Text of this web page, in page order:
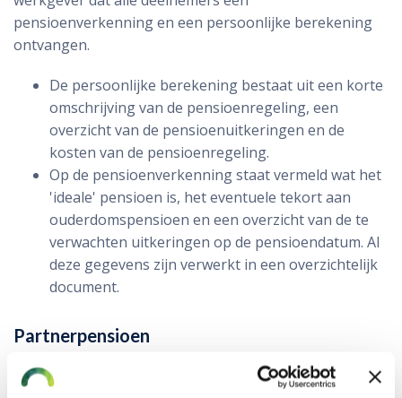
pensioenverkenning en een persoonlijke berekening
ontvangen.
De persoonlijke berekening bestaat uit een korte
omschrijving van de pensioenregeling, een
overzicht van de pensioenuitkeringen en de
kosten van de pensioenregeling.
Op de pensioenverkenning staat vermeld wat het
'ideale' pensioen is, het eventuele tekort aan
ouderdomspensioen en een overzicht van de te
verwachten uitkeringen op de pensioendatum. Al
deze gegevens zijn verwerkt in een overzichtelijk
document.
Partnerpensioen
Het partnerpensioen is een levenslange uitkering voor